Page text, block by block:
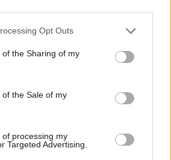
app uses one or more Google
or usage behaviour. You may click to
to Google and its third-party tags to
specified purposes in below Google
Opt Outs
the Sharing of my
the Sale of my
processing my
Targeted Advertising.
για την αιμάτωσή τους
εκλεκτικό στιλ με γήινες